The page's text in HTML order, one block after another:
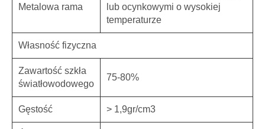
Metalowa rama
lub ocynkowymi o wysokiej
temperaturze
Własność fizyczna
Zawartość szkła
światłowodowego
75-80%
Gęstość > 1,9gr/cm3